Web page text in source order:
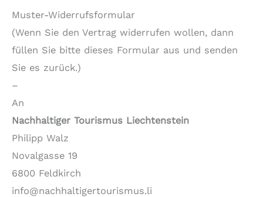
Muster-Widerrufsformular
(Wenn Sie den Vertrag widerrufen wollen, dann
füllen Sie bitte dieses Formular aus und senden
Sie es zurück.)
–
An
Nachhaltiger Tourismus Liechtenstein
Philipp Walz
Novalgasse 19
6800 Feldkirch
info@nachhaltigertourismus.li